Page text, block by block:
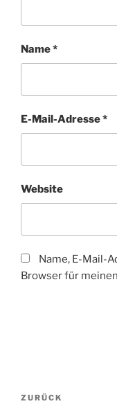
Name*
E-Mail-Adresse*
Website
Name, E-Mail-
Browser für
Vorheriger
ZURÜCK